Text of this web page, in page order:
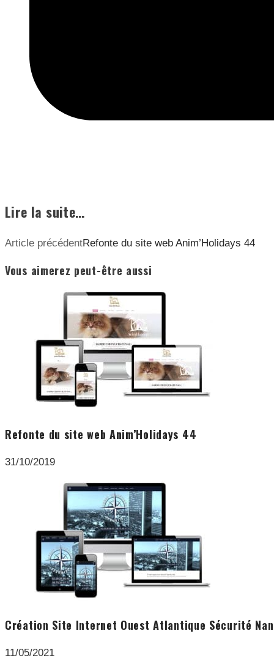
Lire la suite…
Article précédentRefonte du site web Anim’Holidays 44
Vous aimerez peut-être aussi
Refonte du site web Anim’Holidays 44
31/10/2019
Création Site Internet Ouest Atlantique Sécurité
11/05/2021